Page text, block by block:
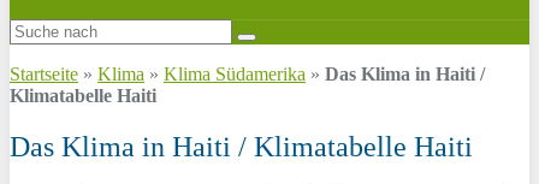
Startseite » Klima » Klima Südamerika » Das Klima in Haiti /
Klimatabelle Haiti
Das Klima in Haiti / Klimatabelle Haiti